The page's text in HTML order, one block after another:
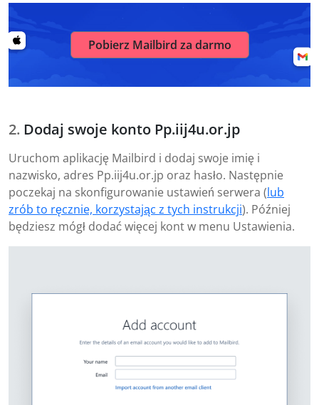
Pobierz Mailbird za darmo
Dodaj swoje konto Pp.iij4u.or.jp
Uruchom aplikację Mailbird i dodaj swoje imię i
nazwisko, adres Pp.iij4u.or.jp oraz hasło. Następnie
poczekaj na skonfigurowanie ustawień serwera (lub
zrób to ręcznie, korzystając z tych instrukcji). Później
będziesz mógł dodać więcej kont w menu Ustawienia.